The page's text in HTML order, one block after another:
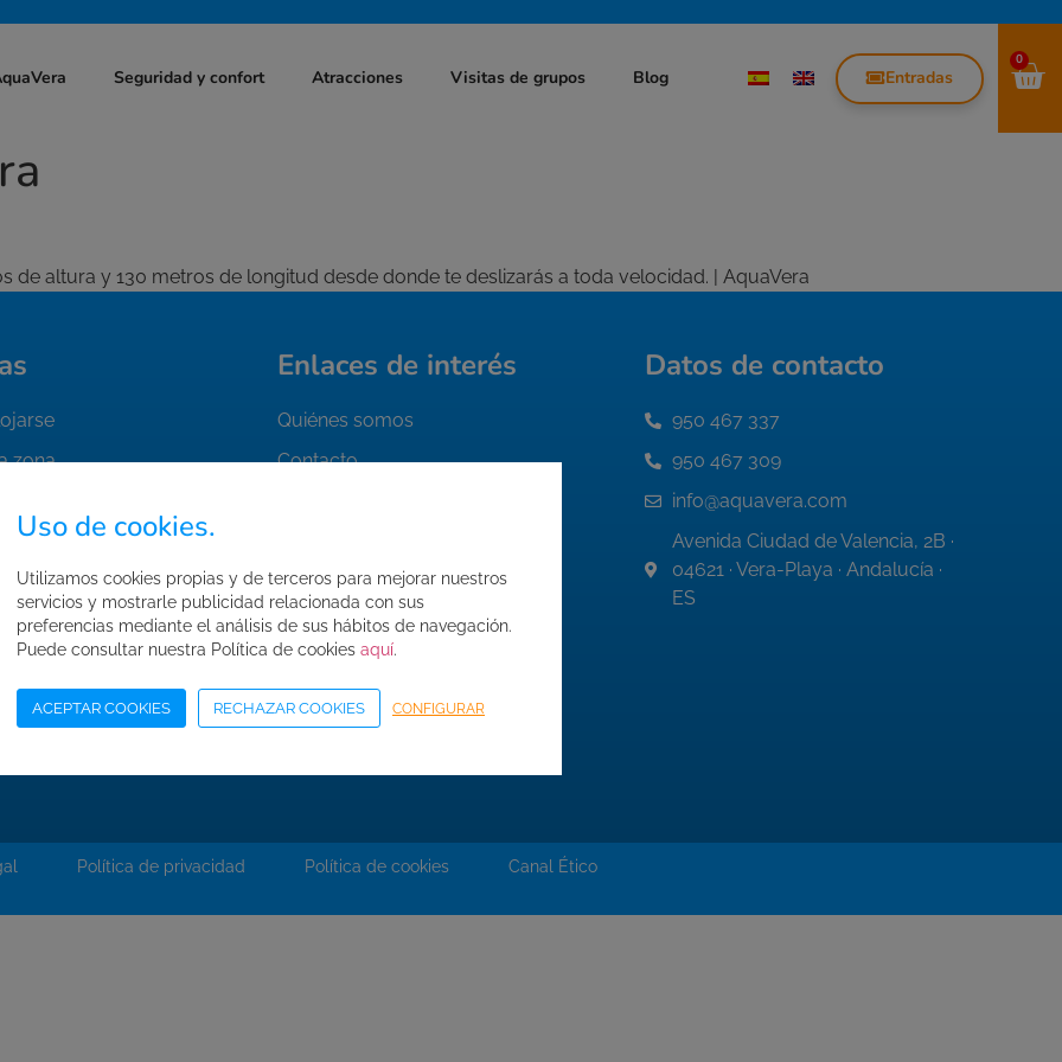
Seguridad y confort Atracciones Visitas de grupos Blog Entradas
0
de altura y 130 metros de longitud desde donde te deslizarás a toda velocidad. | AquaVera
zona
entrada
Enlaces de interés
Quiénes somos
Contacto
Normas de seguridad
Condiciones de compra
Mapa web
Acceso Área Corporativa
Datos de contacto
950 467 337
950 467 309
info@aquavera.com
Avenida Ciudad de Valencia, 2B ·
04621 · Vera-Playa · Andalucía ·
ES
Política de privacidad Política de cookies Canal Ético
Uso de cookies.
Utilizamos cookies propias y de terceros para mejorar nuestros
servicios y mostrarle publicidad relacionada con sus
preferencias mediante el análisis de sus hábitos de navegación.
Puede consultar nuestra Política de cookies aquí.
ACEPTAR COOKIES RECHAZAR COOKIES CONFIGURAR